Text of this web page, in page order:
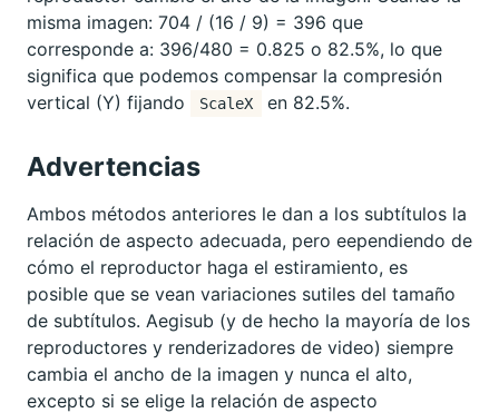
misma imagen: 704 / (16 / 9) = 396 que
corresponde a: 396/480 = 0.825 o 82.5%, lo que
significa que podemos compensar la compresión
vertical (Y) fijando
ScaleX en 82.5%.
Advertencias
Ambos métodos anteriores le dan a los subtítulos la
relación de aspecto adecuada, pero eependiendo de
cómo el reproductor haga el estiramiento, es
posible que se vean variaciones sutiles del tamaño
de subtítulos. Aegisub (y de hecho la mayoría de los
reproductores y renderizadores de video) siempre
cambia el ancho de la imagen y nunca el alto,
excepto si se elige la relación de aspecto